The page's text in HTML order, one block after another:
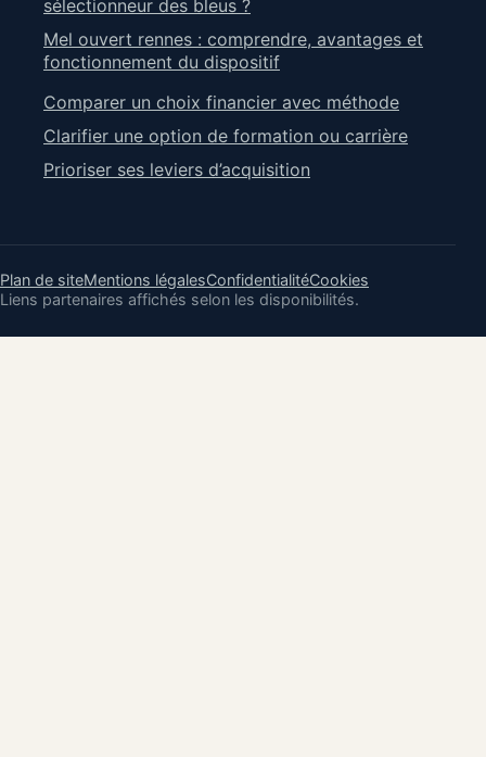
sélectionneur des bleus ?
Mel ouvert rennes : comprendre, avantages et
fonctionnement du dispositif
Comparer un choix financier avec méthode
Clarifier une option de formation ou carrière
Prioriser ses leviers d’acquisition
Plan de siteMentions légalesConfidentialitéCookies
Liens partenaires affichés selon les disponibilités.